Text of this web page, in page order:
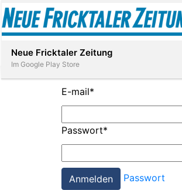
Abonnieren
E-mail*
Passwort*
Passwort
Neue Fricktaler Zeitung
Im Google Play Store